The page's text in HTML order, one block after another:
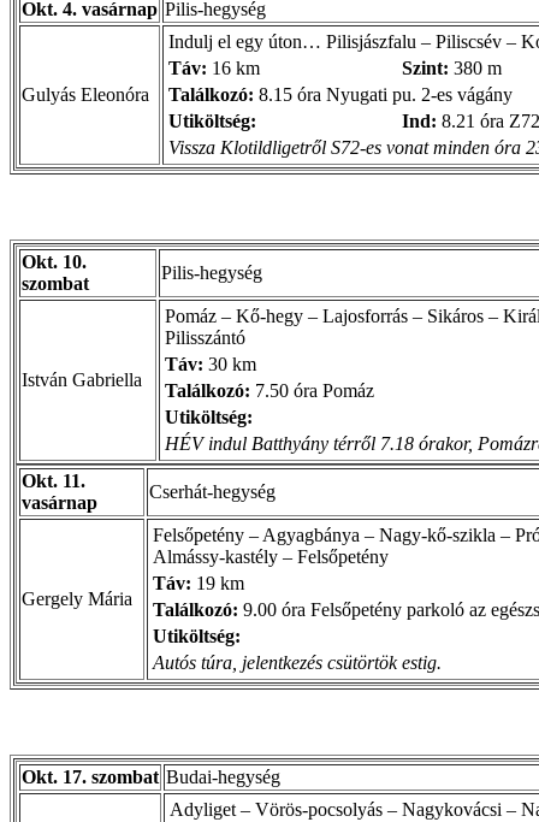
Okt. 4. vasárnap Pilis-hegység
Gulyás Eleonóra
Indulj el egy úton… Pilisjászfalu – Piliscsév –
Táv: 16 km Szint: 380 m
Találkozó: 8.15 óra Nyugati pu. 2-es vágány
Utiköltség:
Ind: 8.21 óra
Vissza Klotildligetről S72-es vonat minden óra
Okt. 10.
szombat
Pilis-hegység
István Gabriella
Pomáz – Kő-hegy – Lajosforrás – Sikáros –
Pilisszántó
Táv: 30 km
Találkozó: 7.50 óra Pomáz
Utiköltség:
HÉV indul Batthyány térről 7.18 órakor,
Okt. 11.
vasárnap
Cserhát-hegység
Gergely Mária
Felsőpetény – Agyagbánya – Nagy-kő-szikla –
Almássy-kastély – Felsőpetény
Táv: 19 km
Találkozó: 9.00 óra Felsőpetény parkoló az
Utiköltség:
Autós túra, jelentkezés csütörtök estig.
Okt. 17. szombat Budai-hegység
Adyliget – Vörös-pocsolyás – Nagykovácsi –